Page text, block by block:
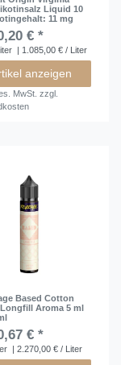
Liquid 10
11 mg
€ *
| 1.085,00 € / Liter
anzeigen
MwSt. zzgl.
Based Cotton
Aroma 5 ml
€ *
| 2.270,00 € / Liter